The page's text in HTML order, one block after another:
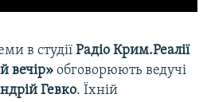
в студії Радіо Крим.Реалії
вечір» обговорюють ведучі
Гевко. Їхній